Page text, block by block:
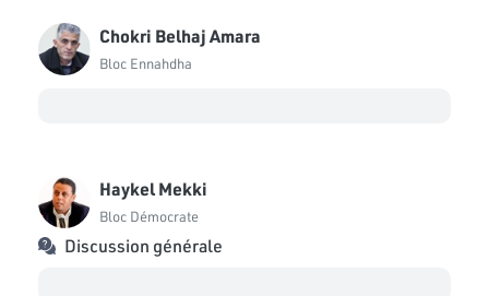
Chokri Belhaj Amara
Bloc Ennahdha
Haykel Mekki
Bloc Démocrate
Discussion générale